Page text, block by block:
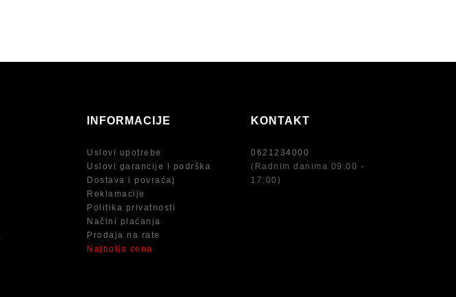
INFORMACIJE
Uslovi upotrebe
Uslovi garancije i podrška
Dostava i povraćaj
Reklamacije
Politika privatnosti
Načini plaćanja
Prodaja na rate
Najbolja cena
KONTAKT
0621234000
(Radnim danima 09:00 -
17:00)